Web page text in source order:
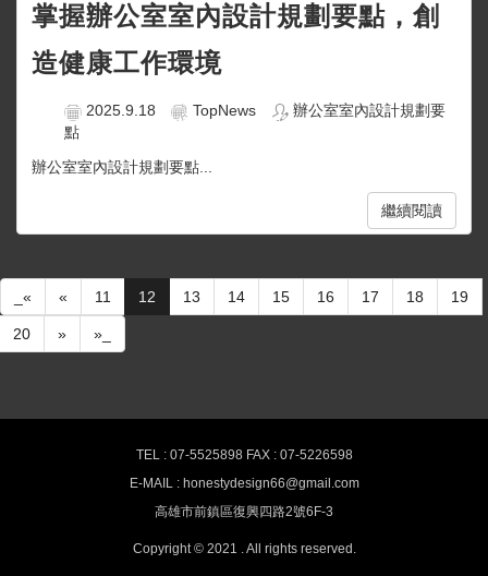
掌握辦公室室內設計規劃要點，創
造健康工作環境
2025.9.18 TopNews
辦公室室內設計規劃要
點
辦公室室內設計規劃要點...
繼續閱讀
_« « 11 12 13 14 15 16 17 18 19
20 » »_
熊有良心室內設計-最新消息
高雄室內設計,空間裝潢推薦 HONESTY
Interior design
TEL : 07-5525898 FAX : 07-5226598
E-MAIL : honestydesign66@gmail.com
高雄市前鎮區復興四路2號6F-3
Copyright © 2021 . All rights reserved.